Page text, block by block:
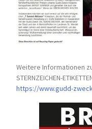
Weitere Informationen
STERNZEICHEN-
https://www.gudd-